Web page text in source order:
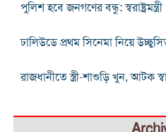
পুলিশ হবে জনগণের বন্ধু: স্বরাষ্ট্রমন্ত্রী
ঢালিউডে প্রথম সিনেমা নিয়ে
রাজধানীতে স্ত্রী-শাশুড়ি খুন, আটক